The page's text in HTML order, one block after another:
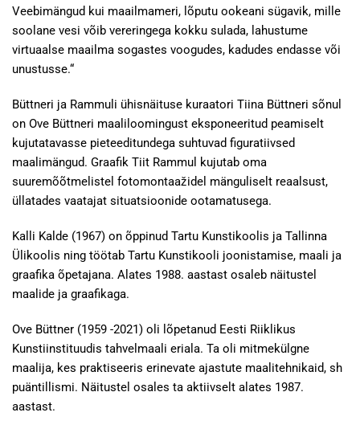
Veebimängud kui maailmameri, lõputu ookeani sügavik, mille
soolane vesi võib vereringega kokku sulada, lahustume
virtuaalse maailma sogastes voogudes, kadudes endasse või
unustusse.“
Büttneri ja Rammuli ühisnäituse kuraatori Tiina Büttneri sõnul
on Ove Büttneri maaliloomingust eksponeeritud peamiselt
kujutatavasse pieteeditundega suhtuvad figuratiivsed
maalimängud. Graafik Tiit Rammul kujutab oma
suuremõõtmelistel fotomontaažidel mänguliselt reaalsust,
üllatades vaatajat situatsioonide ootamatusega.
Kalli Kalde (1967) on õppinud Tartu Kunstikoolis ja Tallinna
Ülikoolis ning töötab Tartu Kunstikooli joonistamise, maali ja
graafika õpetajana. Alates 1988. aastast osaleb näitustel
maalide ja graafikaga.
Ove Büttner (1959 -2021) oli lõpetanud Eesti Riiklikus
Kunstiinstituudis tahvelmaali eriala. Ta oli mitmekülgne
maalija, kes praktiseeris erinevate ajastute maalitehnikaid, sh
puäntillismi. Näitustel osales ta aktiivselt alates 1987.
aastast.